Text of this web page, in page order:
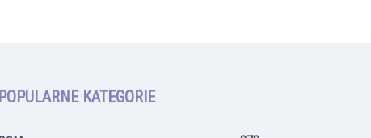
POPULARNE KATEGORIE